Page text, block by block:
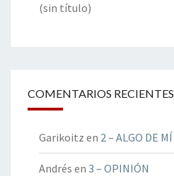
(sin título)
COMENTARIOS RECIENTES
Garikoitz en 2 – ALGO DE MÍ
Andrés en 3 – OPINIÓN